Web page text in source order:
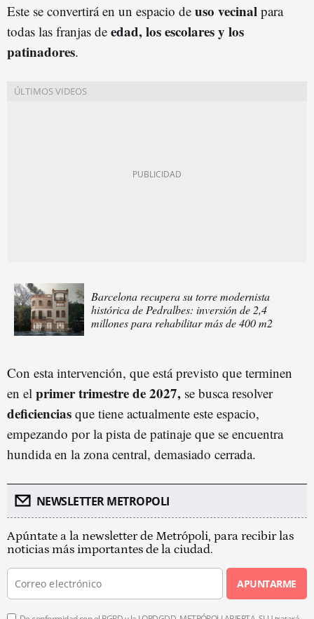
Este se convertirá en un espacio de uso vecinal para
todas las franjas de edad, los escolares y los
patinadores.
Barcelona recupera su torre modernista
histórica de Pedralbes: inversión de 2,4
millones para rehabilitar más de 400 m2
Con esta intervención, que está previsto que terminen
en el primer trimestre de 2027, se busca resolver
deficiencias que tiene actualmente este espacio,
empezando por la pista de patinaje que se encuentra
hundida en la zona central, demasiado cerrada.
NEWSLETTER METROPOLI
Apúntate a la newsletter de Metrópoli, para recibir las
noticias más importantes de la ciudad.
APUNTARME